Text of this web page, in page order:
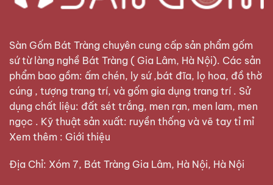
thiếu trong mỗi bộ thờ cúng trong văn hóa người
Sàn Gốm Bát Tràng chuyên cung cấp sản phẩm gốm
sứ từ làng nghề Bát Tràng ( Gia Lâm, Hà Nội). Các sản
phẩm bao gồm: ấm chén, ly sứ ,bát đĩa, lọ hoa, đồ thờ
cúng , tượng trang trí, và gốm gia dụng trang trí . Sử
dụng chất liệu: đất sét trắng, men rạn, men lam, men
ngọc . Kỹ thuật sản xuất: ruyền thống và vẽ tay tỉ mỉ
Xem thêm : Giới thiệu
Địa Chỉ: Xóm 7, Bát Tràng Gia Lâm, Hà Nội, Hà Nội